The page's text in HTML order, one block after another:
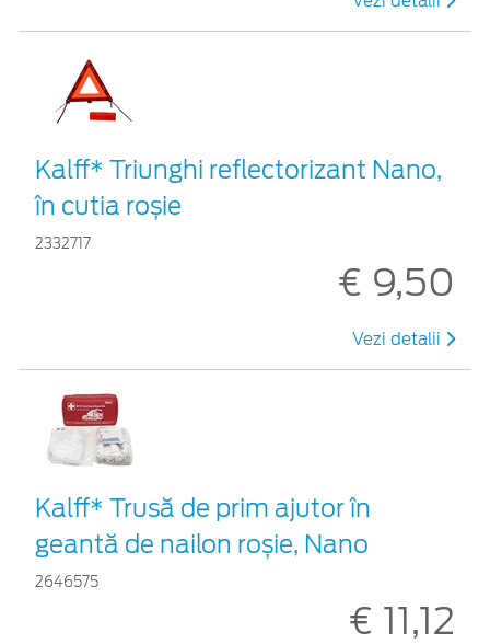
Kalff* Triunghi reflectorizant Nano,
în cutia roșie
2332717
€ 9,50
Vezi detalii
Kalff* Trusă de prim ajutor în
geantă de nailon roșie, Nano
2646575
€ 11,12